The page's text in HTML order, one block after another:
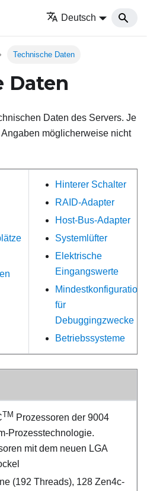
Deutsch
Technische Daten
Daten
Daten des Servers. Je
möglicherweise nicht
Hinterer Schalter
RAID-Adapter
Host-Bus-Adapter
Systemlüfter
Elektrische
Eingangswerte
Mindestkonfiguration
für
Debuggingzwecke
Betriebssysteme
TM Prozessoren der 9004
Prozesstechnologie.
mit dem neuen LGA
(192 Threads), 128 Zen4c-